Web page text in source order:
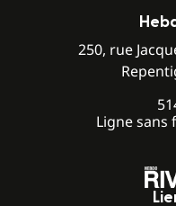
250, rue
Ligne sans